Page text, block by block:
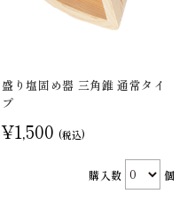
盛り塩固め器 三角錐 通常タイ
プ
¥1,500 (税込)
購入数 個